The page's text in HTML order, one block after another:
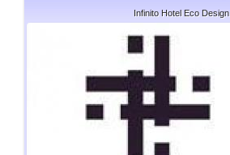
Infinito Hotel Eco Design